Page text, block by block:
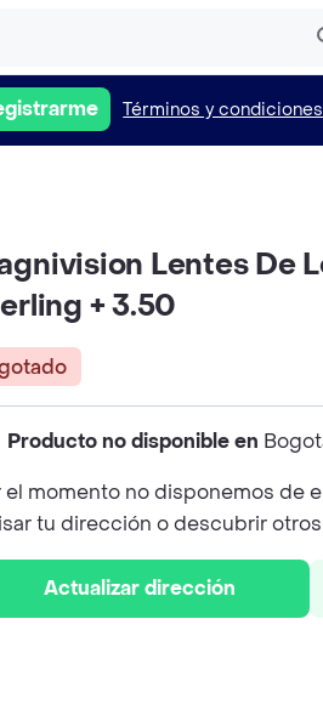
Términos y condiciones
Lentes De
+ 3.50
Producto no disponible en
el momento no disponemos de
tu dirección o descubrir
Actualizar dirección